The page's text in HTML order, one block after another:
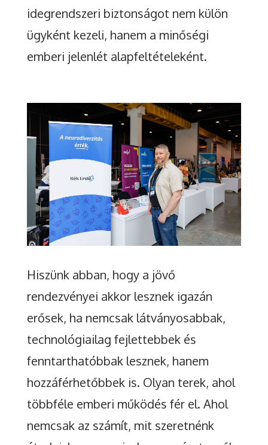
idegrendszeri biztonságot nem külön
ügyként kezeli, hanem a minőségi
emberi jelenlét alapfeltételeként.
Hiszünk abban, hogy a jövő
rendezvényei akkor lesznek igazán
erősek, ha nemcsak látványosabbak,
technológiailag fejlettebbek és
fenntarthatóbbak lesznek, hanem
hozzáférhetőbbek is. Olyan terek, ahol
többféle emberi működés fér el. Ahol
nemcsak az számít, mit szeretnénk